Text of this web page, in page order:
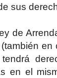
sus
de
en el